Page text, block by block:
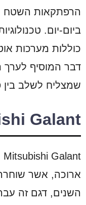
הרפתקאות השטח
ביום-יום.
כוללות מערכות
דבר המוסיף
שמצליח לשלב בין
Galant
השנים, דגם זה עבר